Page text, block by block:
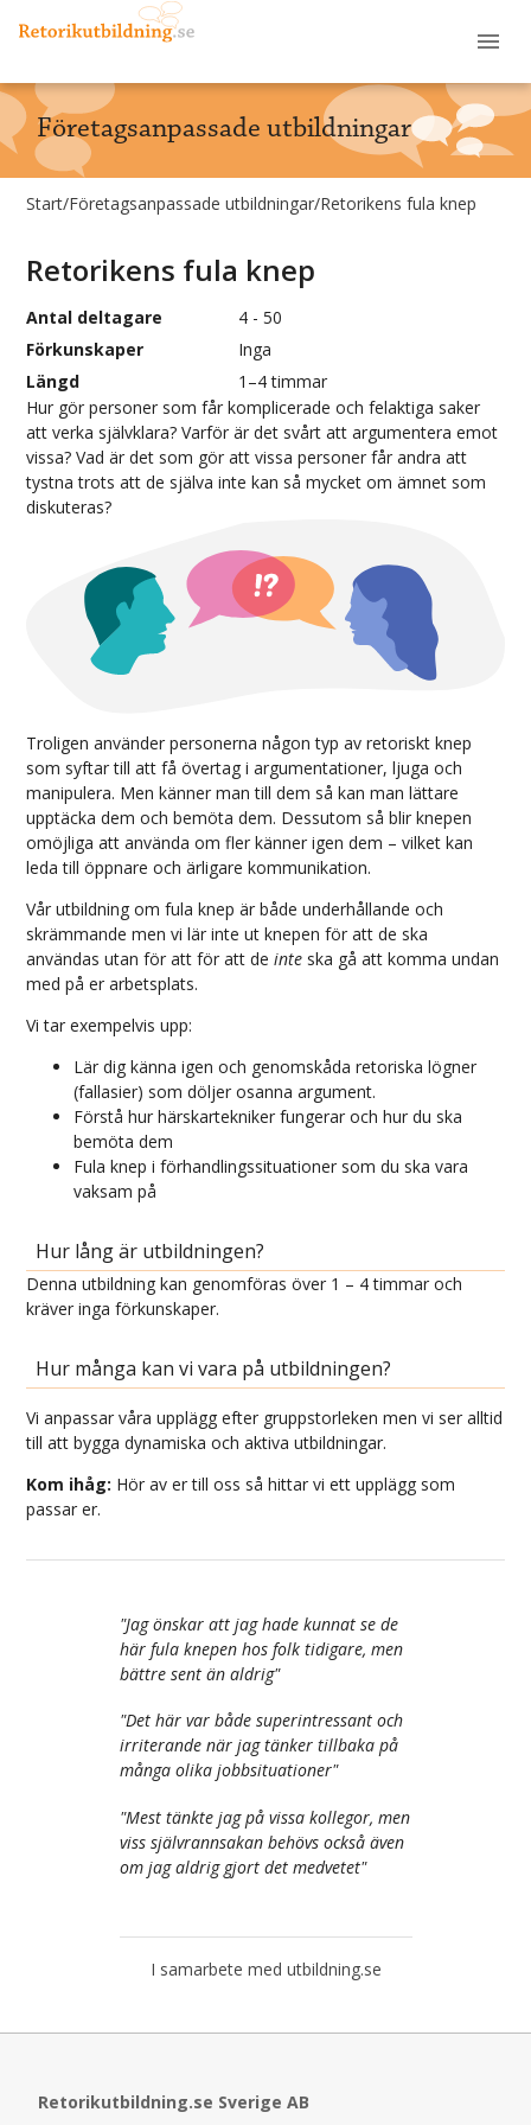
Företagsanpassade utbildningar
Start/Företagsanpassade utbildningar/Retorikens fula knep
Retorikens fula knep
Antal deltagare
4 - 50
Förkunskaper
Inga
Längd
1–4 timmar
Hur gör personer som får komplicerade och felaktiga saker
att verka självklara? Varför är det svårt att argumentera emot
vissa? Vad är det som gör att vissa personer får andra att
tystna trots att de själva inte kan så mycket om ämnet som
diskuteras?
Troligen använder personerna någon typ av retoriskt knep
som syftar till att få övertag i argumentationer, ljuga och
manipulera. Men känner man till dem så kan man lättare
upptäcka dem och bemöta dem. Dessutom så blir knepen
omöjliga att använda om fler känner igen dem – vilket kan
leda till öppnare och ärligare kommunikation.
Vår utbildning om fula knep är både underhållande och
skrämmande men vi lär inte ut knepen för att de ska
användas utan för att för att de inte ska gå att komma undan
med på er arbetsplats.
Vi tar exempelvis upp:
Lär dig känna igen och genomskåda retoriska lögner
(fallasier) som döljer osanna argument.
Förstå hur härskartekniker fungerar och hur du ska
bemöta dem
Fula knep i förhandlingssituationer som du ska vara
vaksam på
Hur lång är utbildningen?
Denna utbildning kan genomföras över 1 – 4 timmar och
kräver inga förkunskaper.
Hur många kan vi vara på utbildningen?
Vi anpassar våra upplägg efter gruppstorleken men vi ser alltid
till att bygga dynamiska och aktiva utbildningar.
Kom ihåg: Hör av er till oss så hittar vi ett upplägg som
passar er.
"Jag önskar att jag hade kunnat se de
här fula knepen hos folk tidigare, men
bättre sent än aldrig"
"Det här var både superintressant och
irriterande när jag tänker tillbaka på
många olika jobbsituationer"
"Mest tänkte jag på vissa kollegor, men
viss självrannsakan behövs också även
om jag aldrig gjort det medvetet"
I samarbete med utbildning.se
Retorikutbildning.se Sverige AB